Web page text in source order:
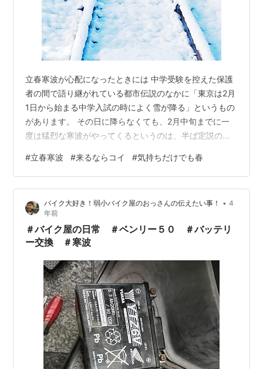
立春寒波が心配になったときには 中学受験を控えた保護
者の間で語り継がれている都市伝説のなかに「東京は2月
1日から始まる中学入試の時によく雪が降る」というもの
があります。 その日に降らなくても、2月中旬までに一
度は猛烈な寒波がやってくるというのは、半ば定説のよ
は今の大寒波が収まっても、あと1～2回は降雪を伴った
寒波がやってくることに……。 「オイ、オイ、オイ。ま
だ寒いのか」と心のなかでぶつくさ言っているオッサン
がここにいます。 で、こんなときにオッサンは英国の詩
人シェリーが表した「冬来たりなば春遠からじ」のうち
の“春遠からじ”だけを思い出すよう…
#立春寒波 #来るならコイ #気持ちだけでも春
バイク大好き！弱小バイク屋のおっさんの伝えたい事！ • 4
年前
＃バイク屋の日常 ＃ベンリー５０ ＃バッテリ
ー交換 ＃寒波